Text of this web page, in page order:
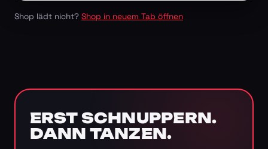
Shop lädt nicht? Shop in neuem Tab öffnen
ERST SCHNUPPERN.
DANN TANZEN.